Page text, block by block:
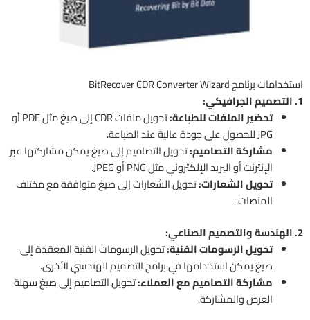
استخدامات برنامج BitRecover CDR Converter Wizard
1. التصميم الجرافيكي:
تحضير الملفات للطباعة:
تحويل ملفات CDR إلى صيغ مثل PDF أو
JPG للحصول على جودة عالية عند الطباعة.
مشاركة التصاميم:تحويل التصاميم إلى صيغ يمكن مشاركتها عبر
الإنترنت أو البريد الإلكتروني مثل PNG أو JPEG.
تحويل الشعارات:تحويل الشعارات إلى صيغ متوافقة مع مختلف
المنصات.
2. الهندسة والتصميم الصناعي:
تحويل الرسومات الفنية:تحويل الرسومات الفنية المعقدة إلى
صيغ يمكن استخدامها في برامج التصميم الهندسي الأخرى.
مشاركة التصاميم مع العملاء:تحويل التصاميم إلى صيغ سهلة
العرض والمشاركة.